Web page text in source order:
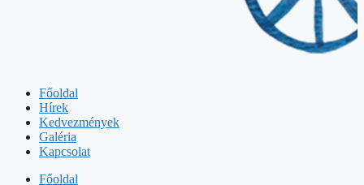
Főoldal
Hírek
Kedvezmények
Galéria
Kapcsolat
Főoldal